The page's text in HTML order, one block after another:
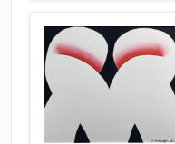
※データは
り暗号化して送信さ